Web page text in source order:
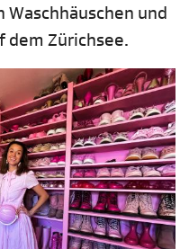
und
dem Zürichsee.